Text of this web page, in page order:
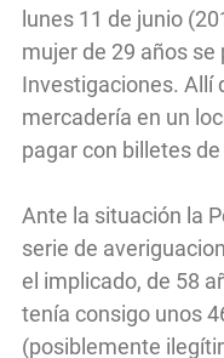
lunes 11 de junio
mujer de 29 años se
Investigaciones. Allí
mercadería en un
pagar con billetes
Ante la situación la
serie de
el implicado, de 58
tenía consigo unos
(posiblemente